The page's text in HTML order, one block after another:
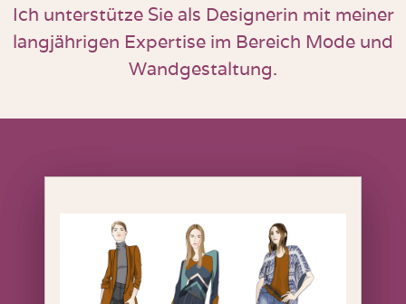
Ich unterstütze Sie als Designerin mit meiner
langjährigen Expertise im Bereich Mode und
Wandgestaltung.